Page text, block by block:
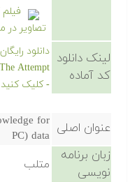
تصاویر در
لینک دانلود
کد آماده
- کلیک
عنوان اصلی for
PC) data
زبان برنامه
نویسی
متلب